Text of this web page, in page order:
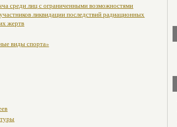
среди лиц с ограниченными возможностями
ликвидации последствий радиационных
жертв
виды спорта»